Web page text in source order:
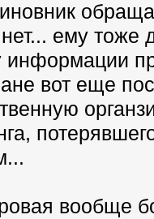
ему тоже
информации
вот еще
вообще